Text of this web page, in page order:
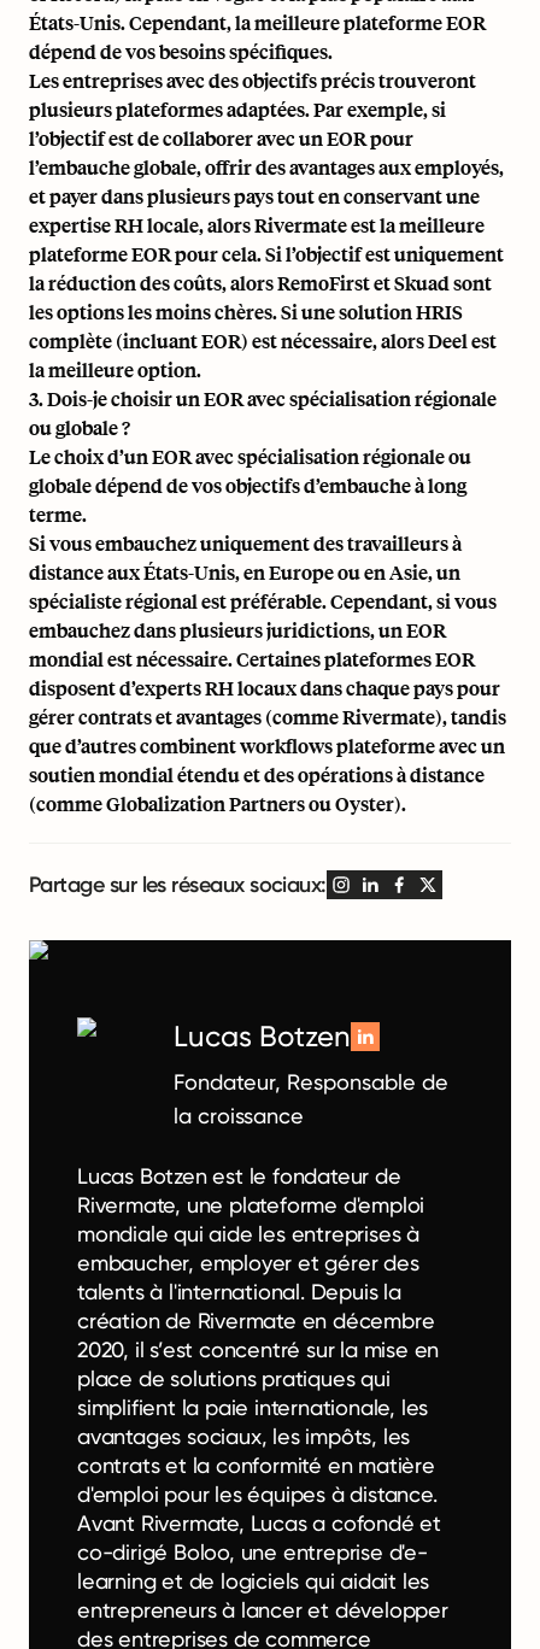
États-Unis. Cependant, la meilleure plateforme EOR
dépend de vos besoins spécifiques.
Les entreprises avec des objectifs précis trouveront
plusieurs plateformes adaptées. Par exemple, si
l’objectif est de collaborer avec un EOR pour
l’embauche globale, offrir des avantages aux employés,
et payer dans plusieurs pays tout en conservant une
expertise RH locale, alors Rivermate est la meilleure
plateforme EOR pour cela. Si l’objectif est uniquement
la réduction des coûts, alors RemoFirst etSkuadsont
les options les moins chères. Si une solution HRIS
complète (incluant EOR) est nécessaire, alors Deel est
la meilleure option.
3. Dois-je choisir un EOR avec spécialisation régionale
ou globale ?
Le choix d’un EOR avec spécialisation régionale ou
globale dépend de vos objectifs d’embauche à long
terme.
Si vous embauchez uniquement des travailleurs à
distance aux États-Unis, en Europe ou en Asie, un
spécialiste régional est préférable. Cependant, si vous
embauchez dans plusieurs juridictions, un EOR
mondial est nécessaire. Certaines plateformes EOR
disposent d’experts RH locaux dans chaque pays pour
gérer contrats et avantages (comme Rivermate), tandis
que d’autres combinent workflows plateforme avec un
soutien mondial étendu et des opérations à distance
(comme Globalization Partners ou Oyster).
Partage sur les réseaux sociaux:
Lucas Botzen
Fondateur, Responsable de
la croissance
Lucas Botzen est le fondateur de
Rivermate, une plateforme d'emploi
mondiale qui aide les entreprises à
embaucher, employer et gérer des
talents à l'international. Depuis la
création de Rivermate en décembre
2020, il s’est concentré sur la mise en
place de solutions pratiques qui
simplifient la paie internationale, les
avantages sociaux, les impôts, les
contrats et la conformité en matière
d'emploi pour les équipes à distance.
Avant Rivermate, Lucas a cofondé et
co-dirigé Boloo, une entreprise d'e-
learning et de logiciels qui aidait les
entrepreneurs à lancer et développer
des entreprises de commerce